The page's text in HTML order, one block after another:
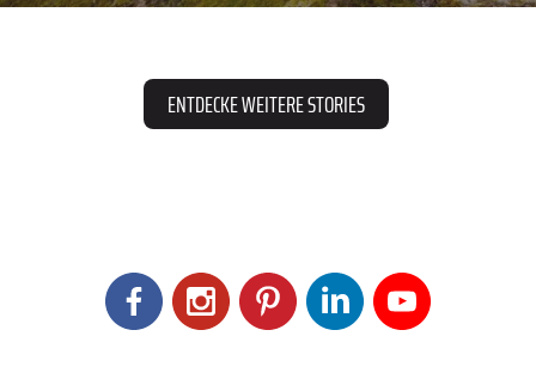
ENTDECKE WEITERE STORIES